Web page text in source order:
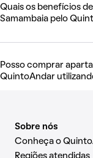
Quais os benefícios
Samambaia pelo
Posso comprar
QuintoAndar
Sobre nós
Conheça o
Regiões atendidas